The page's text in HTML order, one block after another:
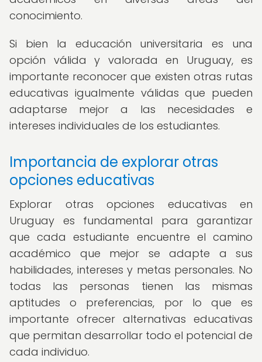
conocimiento.
Si bien la educación universitaria es una
opción válida y valorada en Uruguay, es
importante reconocer que existen otras rutas
educativas igualmente válidas que pueden
adaptarse mejor a las necesidades e
intereses individuales de los estudiantes.
Importancia de explorar otras
opciones educativas
Explorar otras opciones educativas en
Uruguay es fundamental para garantizar
que cada estudiante encuentre el camino
académico que mejor se adapte a sus
habilidades, intereses y metas personales. No
todas las personas tienen las mismas
aptitudes o preferencias, por lo que es
importante ofrecer alternativas educativas
que permitan desarrollar todo el potencial de
cada individuo.